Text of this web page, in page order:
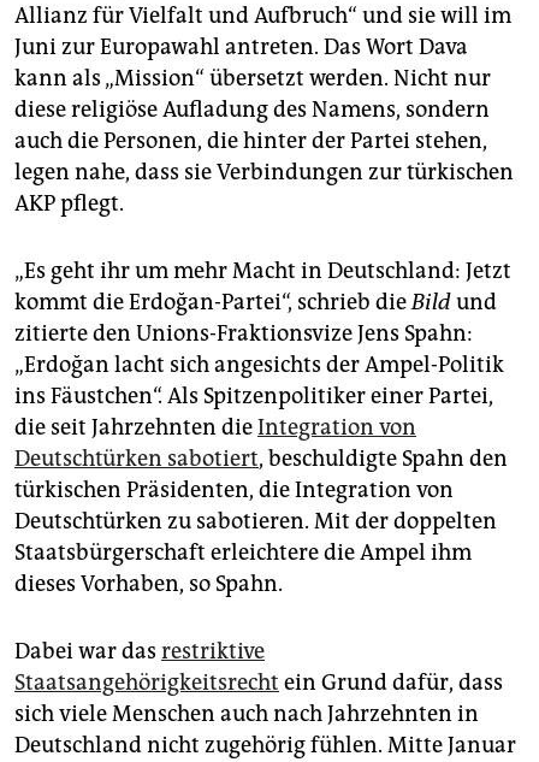
Allianz für Vielfalt und Aufbruch“ und sie will im
Juni zur Europawahl antreten. Das Wort Dava
kann als „Mission“ übersetzt werden. Nicht nur
diese religiöse Aufladung des Namens, sondern
auch die Personen, die hinter der Partei stehen,
legen nahe, dass sie Verbindungen zur türkischen
AKP pflegt.
„Es geht ihr um mehr Macht in Deutschland: Jetzt
kommt die Erdoğan-Partei“, schrieb dieBildund
zitierte den Unions-Fraktionsvize Jens Spahn:
„Erdoğan lacht sich angesichts der Ampel-Politik
ins Fäustchen“. Als Spitzenpolitiker einer Partei,
die seit Jahrzehnten dieIntegration von
Deutschtürken sabotiert, beschuldigte Spahn den
türkischen Präsidenten, die Integration von
Deutschtürken zu sabotieren. Mit der doppelten
Staatsbürgerschaft erleichtere die Ampel ihm
dieses Vorhaben, so Spahn.
Dabei war das restriktive
Staatsangehörigkeitsrecht ein Grund dafür, dass
sich viele Menschen auch nach Jahrzehnten in
Deutschland nicht zugehörig fühlen. Mitte Januar